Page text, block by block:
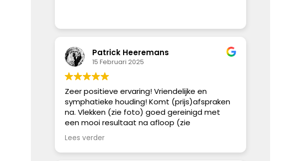
Patrick Heeremans
15 Februari 2025
Zeer positieve ervaring! Vriendelijke en
symphatieke houding! Komt (prijs)afspraken
na. Vlekken (zie foto) goed gereinigd met
een mooi resultaat na afloop (zie
overzichtsfoto). Deze man mag trots zijn op
zijn werk!! Natuurlijk hopen we nooit meer
vlekken te maken op de bank, maar mocht dit
Lees verder